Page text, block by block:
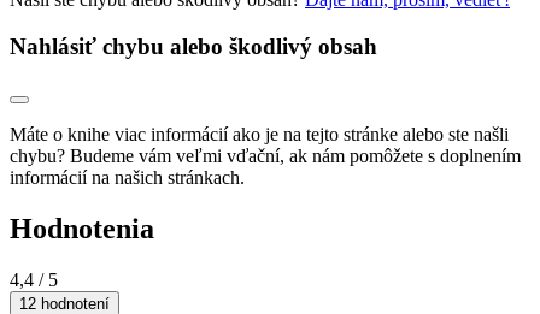
Nahlásiť chybu alebo škodlivý obsah
Máte o knihe viac informácií ako je na tejto stránke alebo ste našli
chybu? Budeme vám veľmi vďační, ak nám pomôžete s doplnením
informácií na našich stránkach.
Hodnotenia
4,4 / 5
12 hodnotení